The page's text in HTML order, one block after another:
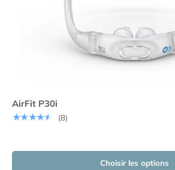
AirFit P30i
★★★★★
(8)
Choisir les options